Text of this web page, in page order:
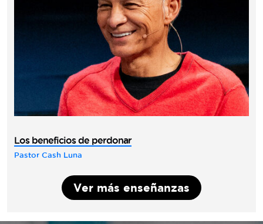
Los beneficios de perdonar
Pastor Cash Luna
Ver más enseñanzas